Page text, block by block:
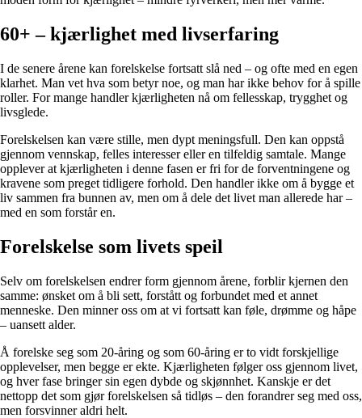
60+ – kjærlighet med livserfaring
I de senere årene kan forelskelse fortsatt slå ned – og ofte med en egen
klarhet. Man vet hva som betyr noe, og man har ikke behov for å spille
roller. For mange handler kjærligheten nå om fellesskap, trygghet og
livsglede.
Forelskelsen kan være stille, men dypt meningsfull. Den kan oppstå
gjennom vennskap, felles interesser eller en tilfeldig samtale. Mange
opplever at kjærligheten i denne fasen er fri for de forventningene og
kravene som preget tidligere forhold. Den handler ikke om å bygge et
liv sammen fra bunnen av, men om å dele det livet man allerede har –
med en som forstår en.
Forelskelse som livets speil
Selv om forelskelsen endrer form gjennom årene, forblir kjernen den
samme: ønsket om å bli sett, forstått og forbundet med et annet
menneske. Den minner oss om at vi fortsatt kan føle, drømme og håpe
– uansett alder.
Å forelske seg som 20-åring og som 60-åring er to vidt forskjellige
opplevelser, men begge er ekte. Kjærligheten følger oss gjennom livet,
og hver fase bringer sin egen dybde og skjønnhet. Kanskje er det
nettopp det som gjør forelskelsen så tidløs – den forandrer seg med oss,
men forsvinner aldri helt.